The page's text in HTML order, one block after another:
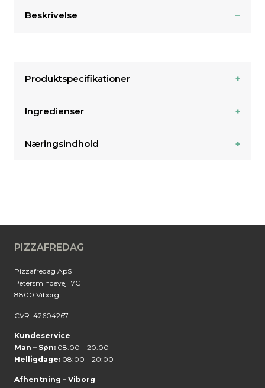
Beskrivelse
Produktspecifikationer
Ingredienser
Næringsindhold
PIZZAFREDAG
Pizzafredag ApS
Petersmindevej 17C
8800 Viborg
CVR: 42604267
Kundeservice
Man – Søn: 08:00 – 20:00
Helligdage: 08:00 – 20:00
Afhentning – Viborg